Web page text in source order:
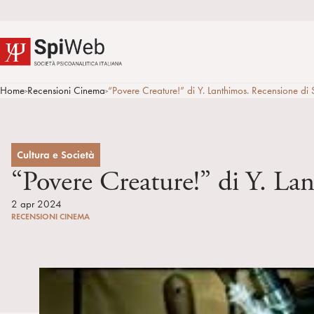
Home>Recensioni Cinema>“Povere Creature!” di Y. Lanthimos. Recensione di
Cultura e Società
“Povere Creature!” di Y.
2 apr 2024
RECENSIONI CINEMA